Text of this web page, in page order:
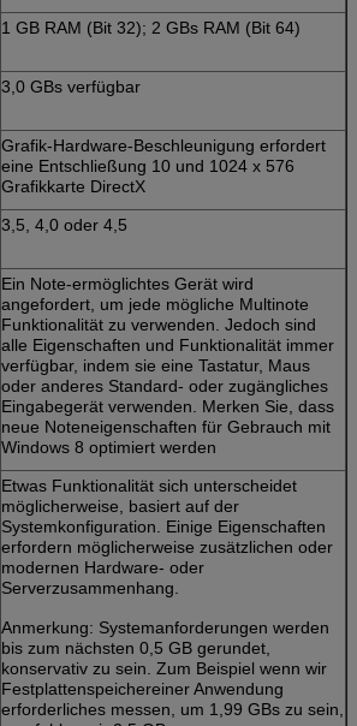
1 GB RAM (Bit 32); 2 GBs RAM (Bit 64)
3,0 GBs verfügbar
Grafik-Hardware-Beschleunigung erfordert
eine Entschließung 10 und 1024 x 576
Grafikkarte DirectX
3,5, 4,0 oder 4,5
Ein Note-ermöglichtes Gerät wird
angefordert, um jede mögliche Multinote
Funktionalität zu verwenden. Jedoch sind
alle Eigenschaften und Funktionalität immer
verfügbar, indem sie eine Tastatur, Maus
oder anderes Standard- oder zugängliches
Eingabegerät verwenden. Merken Sie, dass
neue Noteneigenschaften für Gebrauch mit
Windows 8 optimiert werden
Etwas Funktionalität sich unterscheidet
möglicherweise, basiert auf der
Systemkonfiguration. Einige Eigenschaften
erfordern möglicherweise zusätzlichen oder
modernen Hardware- oder
Serverzusammenhang.
Anmerkung: Systemanforderungen werden
bis zum nächsten 0,5 GB gerundet,
konservativ zu sein. Zum Beispiel wenn wir
Festplattenspeichereiner Anwendung
erforderliches messen, um 1,99 GBs zu sein,